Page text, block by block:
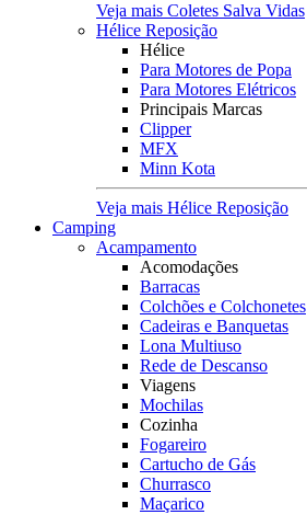
Veja mais Coletes Salva Vidas
Hélice Reposição
Hélice
Para Motores de Popa
Para Motores Elétricos
Principais Marcas
Clipper
MFX
Minn Kota
Veja mais Hélice Reposição
Camping
Acampamento
Acomodações
Barracas
Colchões e Colchonetes
Cadeiras e Banquetas
Lona Multiuso
Rede de Descanso
Viagens
Mochilas
Cozinha
Fogareiro
Cartucho de Gás
Churrasco
Maçarico